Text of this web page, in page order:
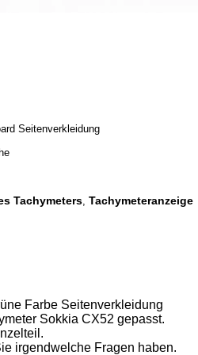
Seitenverkleidung
Tachymeters, Tachymeteranzeige
Farbe Seitenverkleidung
Sokkia CX52 gepasst.
irgendwelche Fragen haben.